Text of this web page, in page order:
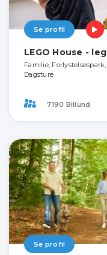
Se profil
LEGO House -
Familie,
Dagsture
7190 Billund
Se profil